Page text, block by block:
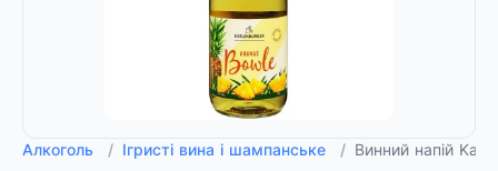
Алкоголь / Ігристі вина і шампанське / Винний напій